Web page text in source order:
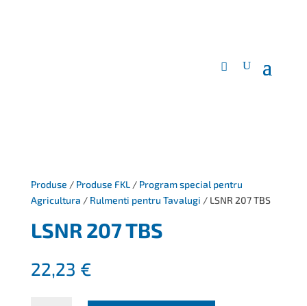
Produse / Produse FKL/ Program special pentru
Agricultura / Rulmenti pentru Tavalugi / LSNR 207 TBS
LSNR 207 TBS
22,23 €